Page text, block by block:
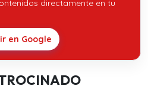
directamente en tu
en Google